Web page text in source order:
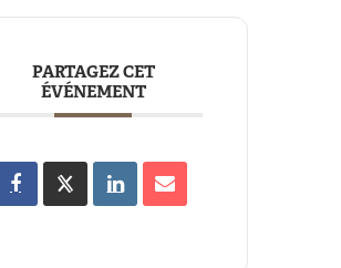
PARTAGEZ CET
ÉVÉNEMENT